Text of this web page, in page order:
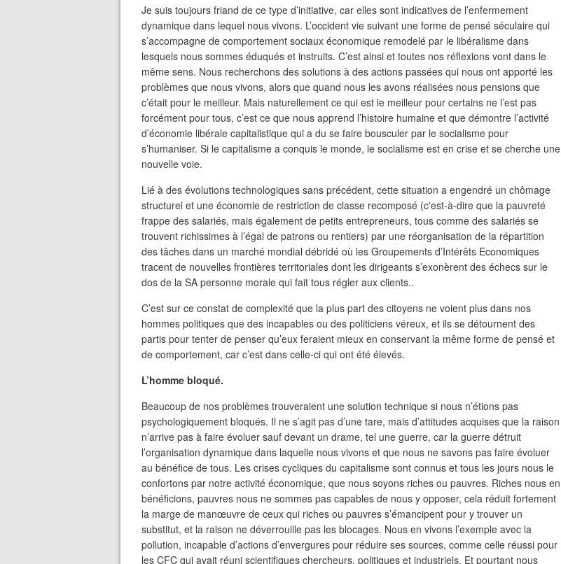
Je suis toujours friand de ce type d’initiative, car elles sont indicatives de l’enfermement
dynamique dans lequel nous vivons. L’occident vie suivant une forme de pensé séculaire qui
s’accompagne de comportement sociaux économique remodelé par le libéralisme dans
lesquels nous sommes éduqués et instruits. C’est ainsi et toutes nos réflexions vont dans le
même sens. Nous recherchons des solutions à des actions passées qui nous ont apporté les
problèmes que nous vivons, alors que quand nous les avons réalisées nous pensions que
c’était pour le meilleur. Mais naturellement ce qui est le meilleur pour certains ne l’est pas
forcément pour tous, c’est ce que nous apprend l’histoire humaine et que démontre l’activité
d’économie libérale capitalistique qui a du se faire bousculer par le socialisme pour
s’humaniser. Si le capitalisme a conquis le monde, le socialisme est en crise et se cherche une
nouvelle voie.
Lié à des évolutions technologiques sans précédent, cette situation a engendré un chômage
structurel et une économie de restriction de classe recomposé (c'est-à-dire que la pauvreté
frappe des salariés, mais également de petits entrepreneurs, tous comme des salariés se
trouvent richissimes à l’égal de patrons ou rentiers) par une réorganisation de la répartition
des tâches dans un marché mondial débridé où les Groupements d’Intérêts Economiques
tracent de nouvelles frontières territoriales dont les dirigeants s’exonèrent des échecs sur le
dos de la SA personne morale qui fait tous régler aux clients..
C’est sur ce constat de complexité que la plus part des citoyens ne voient plus dans nos
hommes politiques que des incapables ou des politiciens véreux, et ils se détournent des
partis pour tenter de penser qu’eux feraient mieux en conservant la même forme de pensé et
de comportement, car c’est dans celle-ci qui ont été élevés.
L’homme bloqué.
Beaucoup de nos problèmes trouveraient une solution technique si nous n’étions pas
psychologiquement bloqués. Il ne s’agit pas d’une tare, mais d’attitudes acquises que la raison
n’arrive pas à faire évoluer sauf devant un drame, tel une guerre, car la guerre détruit
l’organisation dynamique dans laquelle nous vivons et que nous ne savons pas faire évoluer
au bénéfice de tous. Les crises cycliques du capitalisme sont connus et tous les jours nous le
confortons par notre activité économique, que nous soyons riches ou pauvres. Riches nous en
bénéficions, pauvres nous ne sommes pas capables de nous y opposer, cela réduit fortement
la marge de manœuvre de ceux qui riches ou pauvres s’émancipent pour y trouver un
substitut, et la raison ne déverrouille pas les blocages. Nous en vivons l’exemple avec la
pollution, incapable d’actions d’envergures pour réduire ses sources, comme celle réussi pour
les CFC qui avait réuni scientifiques chercheurs, politiques et industriels. Et pourtant nous